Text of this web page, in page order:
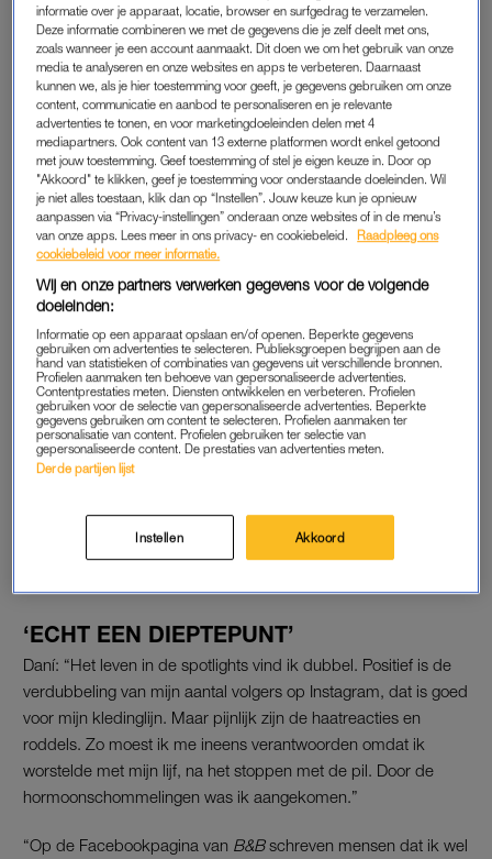
‘B&B VOL LIEFDE’
Joy: “Deelnemen aanB&B Vol Liefdewas als speeddaten met
zes vrouwen in de vijfde versnelling. Met ook nog eens een
psychologisch traject waarin ik meerdere malen per dag werd
ondervraagd over mijn gevoelens. Het zorgde ervoor dat mijn
brein overuren maakte. Maar bij Daní wist ik het meteen en
kon ik de andere dames naar huis sturen. Ze is mooi,
zorgzaam en ondernemend. Ik voelde al snel een soort
spanning waar ik meer van wilde weten.”
“Toch is het best een moeilijke periode geweest. Vooraf word
je gewaarschuwd: lees niets online. Ik dacht dat als er iets
gezegd zou worden wat niet waar was, het me niet zou raken.
Maar dat gebeurde wel. Vooral omdat niet alleen de
juicekanalen, maar ook een programma alsRTL Boulevard
ermee aan de haal ging.”
“Wat Nederland heeft gezien, is een fractie van al het materiaal
ik geen spijt van mijn deelname. Ik ben er sterker uitgekomen
en het heeft me mijn relatie met Daní opgeleverd.”
‘ECHT EEN DIEPTEPUNT’
Daní: “Het leven in de spotlights vind ik dubbel. Positief is de
verdubbeling van mijn aantal volgers op Instagram, dat is goed
voor mijn kledinglijn. Maar pijnlijk zijn de haatreacties en
roddels. Zo moest ik me ineens verantwoorden omdat ik
worstelde met mijn lijf, na het stoppen met de pil. Door de
hormoonschommelingen was ik aangekomen.”
“Op de Facebookpagina van B&Bschreven mensen dat ik wel
informatie over je apparaat, locatie, browser en surfgedrag te verzamelen.
Deze informatie combineren we met de gegevens die je zelf deelt met ons,
zoals wanneer je een account aanmaakt. Dit doen we om het gebruik van onze
media te analyseren en onze websites en apps te verbeteren. Daarnaast
kunnen we, als je hier toestemming voor geeft, je gegevens gebruiken om onze
content, communicatie en aanbod te personaliseren en je relevante
advertenties te tonen, en voor marketingdoeleinden delen met 4
mediapartners. Ook content van 13 externe platformen wordt enkel getoond
met jouw toestemming. Geef toestemming of stel je eigen keuze in. Door op
"Akkoord" te klikken, geef je toestemming voor onderstaande doeleinden. Wil
je niet alles toestaan, klik dan op “Instellen”. Jouw keuze kun je opnieuw
aanpassen via “Privacy-instellingen” onderaan onze websites of in de menu’s
van onze apps. Lees meer in ons privacy- en cookiebeleid.
Raadpleeg ons
cookiebeleid voor meer informatie.
Wij en onze partners verwerken gegevens voor de volgende
doeleinden:
Informatie op een apparaat opslaan en/of openen. Beperkte gegevens
gebruiken om advertenties te selecteren. Publieksgroepen begrijpen aan de
hand van statistieken of combinaties van gegevens uit verschillende bronnen.
Profielen aanmaken ten behoeve van gepersonaliseerde advertenties.
Contentprestaties meten. Diensten ontwikkelen en verbeteren. Profielen
gebruiken voor de selectie van gepersonaliseerde advertenties. Beperkte
gegevens gebruiken om content te selecteren. Profielen aanmaken ter
personalisatie van content. Profielen gebruiken ter selectie van
gepersonaliseerde content. De prestaties van advertenties meten.
Derde partijen lijst
Instellen Akkoord